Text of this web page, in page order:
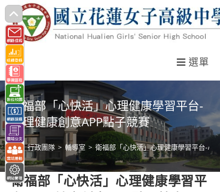
跳
轉
至
主
要
內
容
選單
衛福部「心快活」心理健康學習平台-
心理健康創意APP點子競賽
> 行政團隊 > 輔導室 > 衛福部「心快活」心理健康學習平台-心
衛福部「心快活」心理健康學習平